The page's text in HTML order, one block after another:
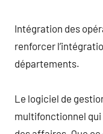
Intégration des
renforcer
départements.
Le logiciel de
multifonctionnel